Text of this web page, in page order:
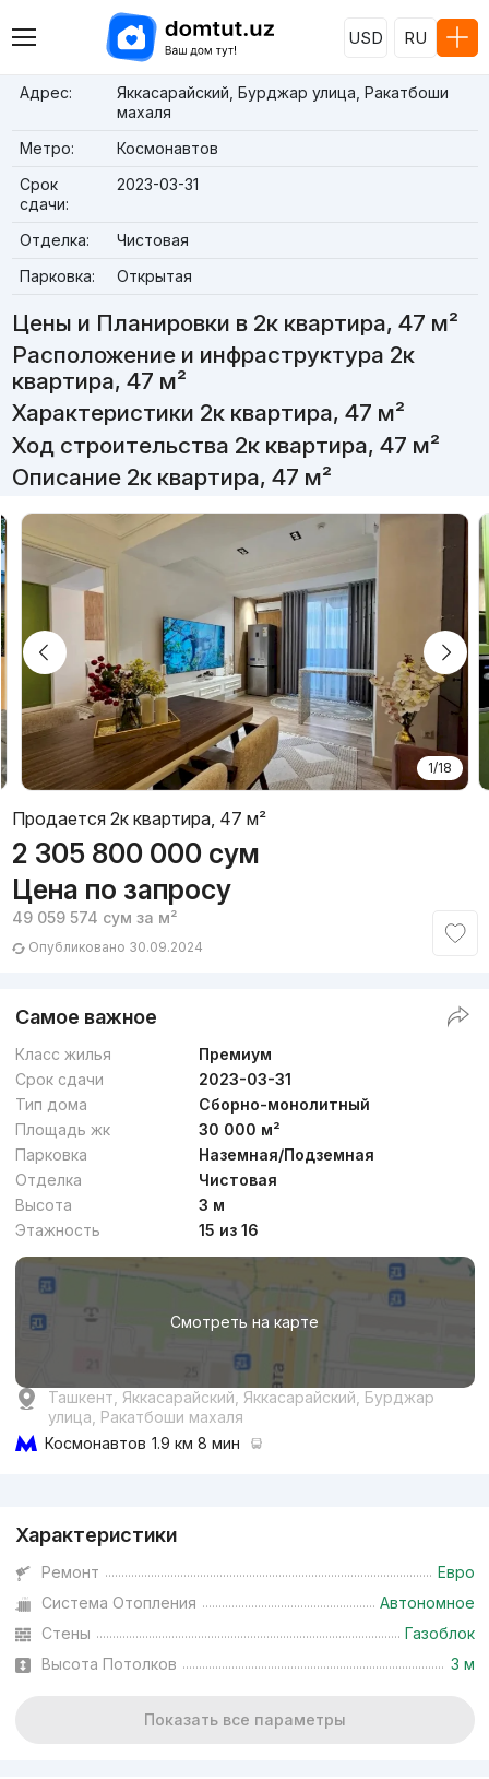
USD RU
Адрес:
Яккасарайский, Бурджар улица, Ракатбоши
махаля
Метро:
Космонавтов
Срок
сдачи:
2023-03-31
Отделка:
Чистовая
Парковка:
Открытая
Цены и Планировки в 2к квартира, 47 м²
Расположение и инфраструктура 2к
квартира, 47 м²
Характеристики 2к квартира, 47 м²
Ход строительства 2к квартира, 47 м²
Описание 2к квартира, 47 м²
1/18
Продается 2к квартира, 47 м²
2 305 800 000 сум
Цена по запросу
49 059 574 сум за м²
Опубликовано 30.09.2024
Самое важное
Класс жилья
Премиум
Срок сдачи
2023-03-31
Тип дома
Сборно-монолитный
Площадь жк
30 000 м²
Парковка
Наземная/Подземная
Отделка
Чистовая
Высота
3 м
Этажность
15 из 16
Смотреть на карте
Ташкент, Яккасарайский, Яккасарайский, Бурджар
улица, Ракатбоши махаля
Космонавтов 1.9 км 8 мин
Характеристики
Ремонт
Евро
Система Отопления
Автономное
Стены
Газоблок
Высота Потолков
3 м
Показать все параметры